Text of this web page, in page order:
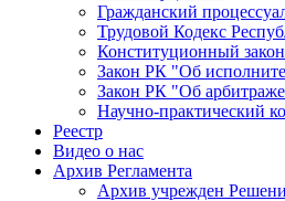
Гражданский
Трудовой Кодекс
Конституционный
Закон РК "Об
Закон РК "Об
Научно-практический
Реестр
Видео о нас
Архив Регламента
Архив учрежден